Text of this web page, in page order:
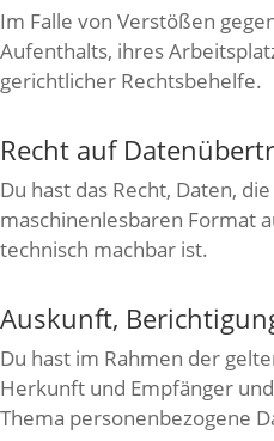
Im Falle von Verstößen
Aufenthalts, ihres
gerichtlicher Rechtsbehelfe.
Recht auf
Du hast das Recht, Daten,
maschinenlesbaren Format
technisch machbar ist.
Auskunft,
Du hast im Rahmen der
Herkunft und Empfänger
Thema personenbezogene